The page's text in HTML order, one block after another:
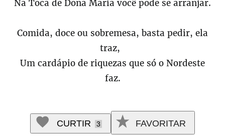
Na Toca de Dona Maria você pode se arranjar.
Comida, doce ou sobremesa, basta pedir, ela
traz,
Um cardápio de riquezas que só o Nordeste
faz.
CURTIR 3 FAVORITAR